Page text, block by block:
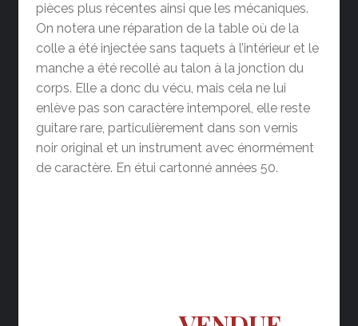
pièces plus récentes ainsi que les mécaniques.
On notera une réparation de la table où de la
colle a été injectée sans taquets à l’intérieur et le
manche a été recollé au talon à la jonction du
corps. Elle a donc du vécu, mais cela ne lui
enlève pas son caractère intemporel, elle reste
guitare rare, particulièrement dans son vernis
noir original et un instrument avec énormément
de caractère. En étui cartonné années 50.